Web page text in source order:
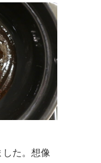
た。想像